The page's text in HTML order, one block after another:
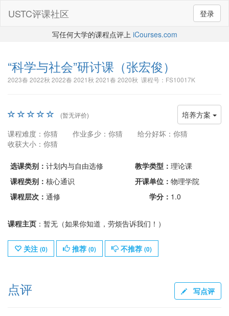
登录
USTC评课社区
写任何大学的课程点评上 iCourses.com
“科学与社会”研讨课 （张宏俊）
2023春 2022秋 2022春 2021秋 2021春 2020秋 课程号：FS10017K
培养方案
(暂无评价)
课程难度：你猜 作业多少：你猜
给分好坏：你猜
收获大小：你猜
选课类别： 计划内与自由选修 教学类型： 理论课
课程类别： 核心通识 开课单位： 物理学院
课程层次： 通修 学分： 1.0
课程主页 ：暂无（如果你知道，劳烦告诉我们！）
关注 (0) 推荐 (0) 不推荐 (0)
点评 写点评